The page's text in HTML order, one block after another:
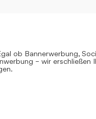
ob Bannerwerbung,
– wir erschließen